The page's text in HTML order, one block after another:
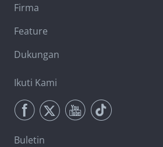
Firma
Feature
Dukungan
Ikuti Kami
Buletin